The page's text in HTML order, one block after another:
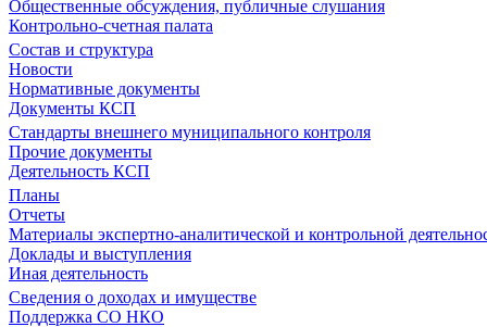
Общественные обсуждения, публичные слушания
Контрольно-счетная палата
Состав и структура
Новости
Нормативные документы
Документы КСП
Стандарты внешнего муниципального контроля
Прочие документы
Деятельность КСП
Планы
Отчеты
Материалы экспертно-аналитической и контрольной
Доклады и выступления
Иная деятельность
Сведения о доходах и имуществе
Поддержка СО НКО